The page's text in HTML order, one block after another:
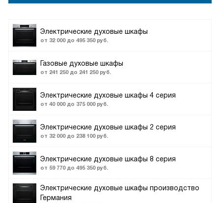
Электрические духовые шкафы
от 32 000 до 495 350 руб.
Газовые духовые шкафы
от 241 250 до 241 250 руб.
Электрические духовые шкафы 4 серия
от 40 000 до 375 000 руб.
Электрические духовые шкафы 2 серия
от 32 000 до 238 100 руб.
Электрические духовые шкафы 8 серия
от 59 770 до 495 350 руб.
Электрические духовые шкафы производство
Германия